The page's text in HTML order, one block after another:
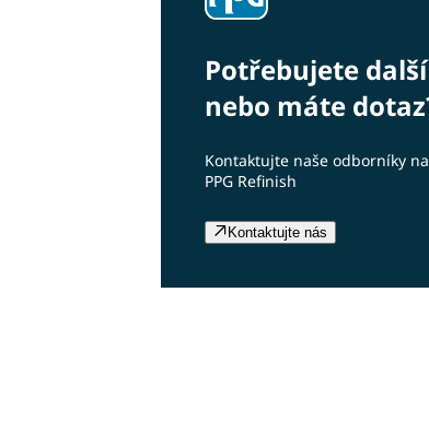
Potřebujete
nebo máte
Kontaktujte naše odborníky
PPG Refinish
Kontaktujte nás